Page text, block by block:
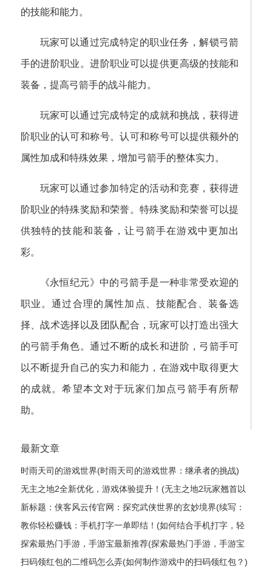
的技能和能力。
玩家可以通过完成特定的职业任务，解锁弓箭
手的进阶职业。进阶职业可以提供更高级的技能和
装备，提高弓箭手的战斗能力。
玩家可以通过完成特定的成就和挑战，获得进
阶职业的认可和称号。认可和称号可以提供额外的
属性加成和特殊效果，增加弓箭手的整体实力。
玩家可以通过参加特定的活动和竞赛，获得进
阶职业的特殊奖励和荣誉。特殊奖励和荣誉可以提
供独特的技能和装备，让弓箭手在游戏中更加出
彩。
《永恒纪元》中的弓箭手是一种非常受欢迎的
职业。通过合理的属性加点、技能配合、装备选
择、战术选择以及团队配合，玩家可以打造出强大
的弓箭手角色。通过不断的成长和进阶，弓箭手可
以不断提升自己的实力和能力，在游戏中取得更大
的成就。希望本文对于玩家们加点弓箭手有所帮
助。
最新文章
时雨天司的游戏世界(时雨天司的游戏世界：继承者的挑战)
无主之地2全新优化，游戏体验提升！(无主之地2玩家翘首以
盼的全新升级，游戏体验获得飞跃式优化！)
新标题：侠客风云传官网：探究武侠世界的玄妙境界(续写：
侠客风云传官网——揭秘武侠世界的神秘奥妙)
教你轻松赚钱：手机打字一单即结！(如何结合手机打字，轻
松实现赚钱？)
探索最热门手游，手游宝最新推荐(探索最热门手游，手游宝
最新推荐——最全手游推荐指南)
扫码领红包的二维码怎么弄(如何制作游戏中的扫码领红包？)